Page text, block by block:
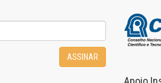
ASSINAR